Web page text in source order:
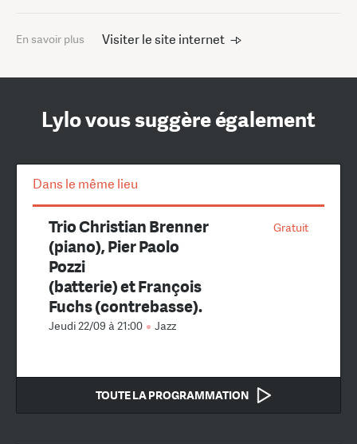
En savoir plus Visiter le site internet
Lylo vous suggère également
Dans le même lieu
Gratuit
Trio Christian Brenner
(piano), Pier Paolo
Pozzi
(batterie) et François
Fuchs (contrebasse).
Jeudi 22/09 à 21:00 Jazz
TOUTE LA PROGRAMMATION